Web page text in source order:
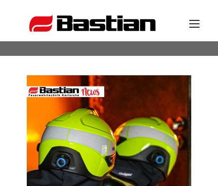
Unternehmen
Ansprechpartner
News
Katalog